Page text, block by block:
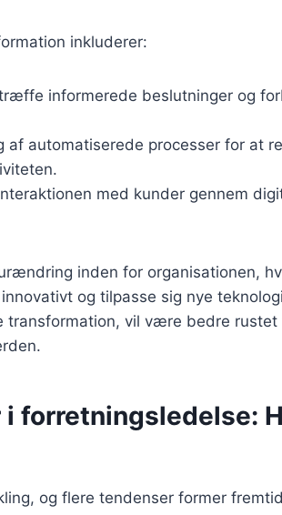
inkluderer:
informerede beslutninger og
af automatiserede processer for at
med kunder gennem
inden for organisationen,
og tilpasse sig nye
transformation, vil være bedre rustet
forretningsledelse:
og flere tendenser former